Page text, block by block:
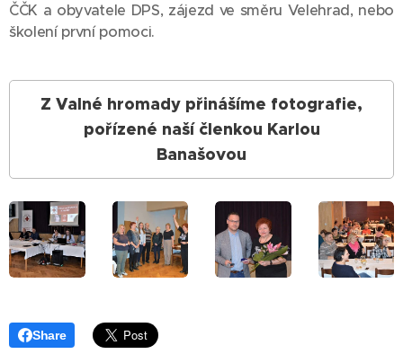
ČČK a obyvatele DPS, zájezd ve směru Velehrad, nebo
školení první pomoci.
Z Valné hromady přinášíme fotografie,
pořízené naší členkou Karlou
Banašovou
Share